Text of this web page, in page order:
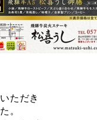
ただき
。